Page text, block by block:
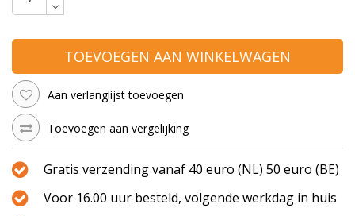
TOEVOEGEN AAN WINKELWAGEN
Aan verlanglijst toevoegen
Toevoegen aan vergelijking
Gratis verzending vanaf 40 euro (NL) 50 euro (BE)
Voor 16.00 uur besteld, volgende werkdag in huis